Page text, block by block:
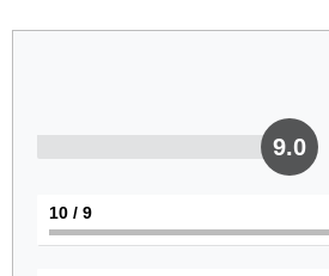
9.0
9
/ 10